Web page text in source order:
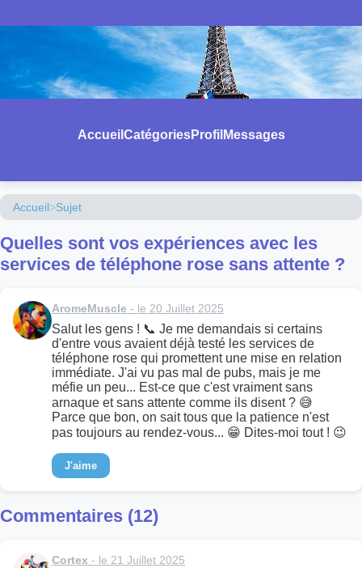
Accueil CatégoriesProfil Messages
Accueil>Sujet
Quelles sont vos expériences avec les
services de téléphone rose sans attente ?
AromeMuscle - le 20 Juillet 2025
Salut les gens ! 📞 Je me demandais si certains
d'entre vous avaient déjà testé les services de
téléphone rose qui promettent une mise en relation
immédiate. J'ai vu pas mal de pubs, mais je me
méfie un peu... Est-ce que c'est vraiment sans
arnaque et sans attente comme ils disent ? 😅
Parce que bon, on sait tous que la patience n'est
pas toujours au rendez-vous... 😁 Dites-moi tout ! 😉
J'aime
Commentaires (12)
Cortex - le 21 Juillet 2025